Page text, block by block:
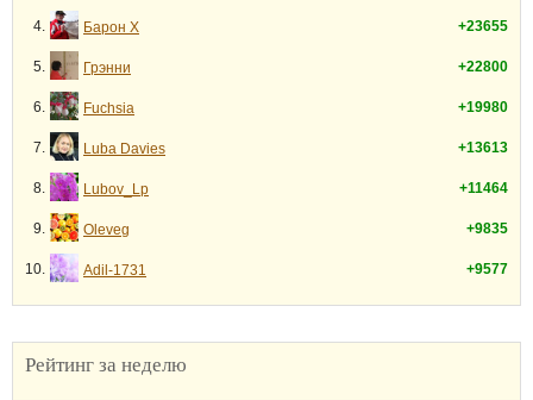
4. Барон Х +23655
5. Грэнни +22800
6. Fuchsia +19980
7. Luba Davies +13613
8. Lubov_Lp +11464
9. Oleveg +9835
10. Adil-1731 +9577
Рейтинг за неделю